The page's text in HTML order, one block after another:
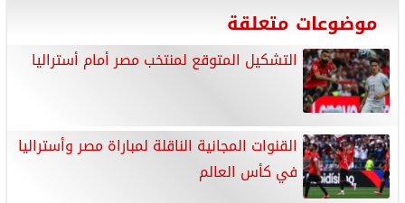
موضوعات متعلقة
التشكيل المتوقع لمنتخب مصر أمام أستراليا
القنوات المجانية الناقلة لمباراة مصر وأستراليا
في كأس العالم